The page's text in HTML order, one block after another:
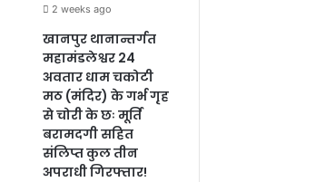
2 weeks ago
खानपुर थानान्तर्गत
महामंडलेश्वर 24
अवतार धाम चकोटी
मठ (मंदिर) के गर्भ गृह
से चोरी के छः मूर्ति
बरामदगी सहित
संलिप्त कुल तीन
अपराधी गिरफ्तार!